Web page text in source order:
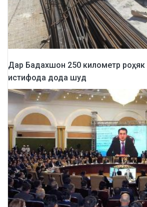
Дар Бадахшон 250 километр роҳ, як
истифода дода шуд